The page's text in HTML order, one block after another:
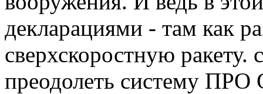
декларациями - там как
сверхскоростную ракету.
преодолеть систему